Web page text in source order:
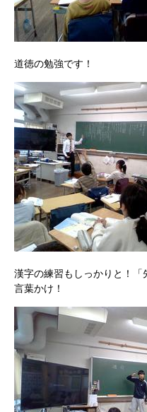
道徳の勉強です！
漢字の練習もしっかりと！
言葉かけ！